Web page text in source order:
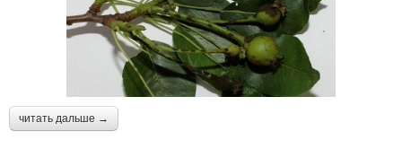
читать дальше →